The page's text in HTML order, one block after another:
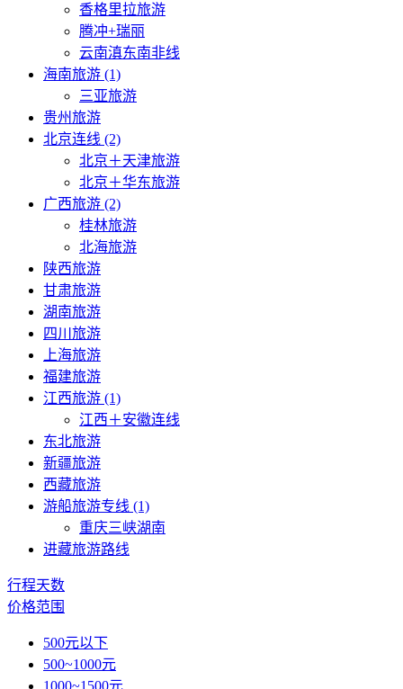
香格里拉旅游
腾冲+瑞丽
云南滇东南非线
海南旅游 (1)
三亚旅游
贵州旅游
北京连线 (2)
北京＋天津旅游
北京＋华东旅游
广西旅游 (2)
桂林旅游
北海旅游
陕西旅游
甘肃旅游
湖南旅游
四川旅游
上海旅游
福建旅游
江西旅游 (1)
江西＋安徽连线
东北旅游
新疆旅游
西藏旅游
游船旅游专线 (1)
重庆三峡湖南
进藏旅游路线
行程天数
价格范围
500元以下
500~1000元
1000~1500元